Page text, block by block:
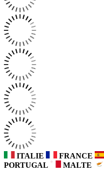
ITALIE FRANCE
PORTUGAL
MALTE